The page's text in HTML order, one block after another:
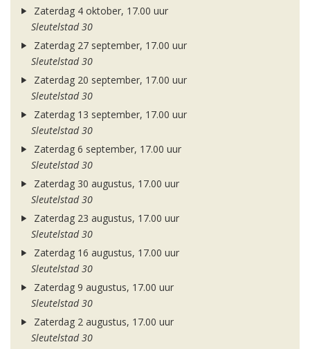
Zaterdag 4 oktober, 17.00 uur
Sleutelstad 30
Zaterdag 27 september, 17.00 uur
Sleutelstad 30
Zaterdag 20 september, 17.00 uur
Sleutelstad 30
Zaterdag 13 september, 17.00 uur
Sleutelstad 30
Zaterdag 6 september, 17.00 uur
Sleutelstad 30
Zaterdag 30 augustus, 17.00 uur
Sleutelstad 30
Zaterdag 23 augustus, 17.00 uur
Sleutelstad 30
Zaterdag 16 augustus, 17.00 uur
Sleutelstad 30
Zaterdag 9 augustus, 17.00 uur
Sleutelstad 30
Zaterdag 2 augustus, 17.00 uur
Sleutelstad 30